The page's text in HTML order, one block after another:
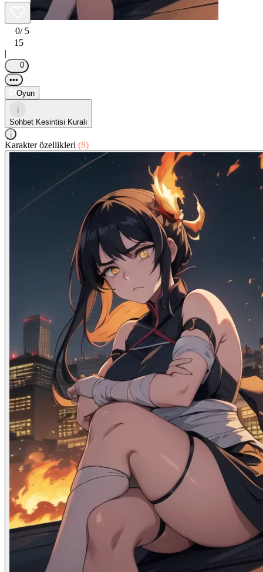
0/ 5
15
|
0
•••
Oyun
i
Sohbet Kesintisi Kuralı
i
Karakter özellikleri (8)